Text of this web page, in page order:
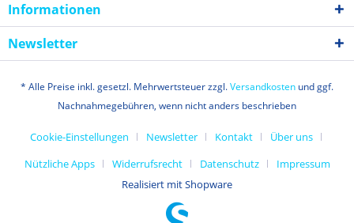
Informationen
Newsletter
* Alle Preise inkl. gesetzl. Mehrwertsteuer zzgl.Versandkosten und ggf.
Nachnahmegebühren, wenn nicht anders beschrieben
Cookie-Einstellungen Newsletter Kontakt
Über uns
Nützliche Apps
Widerrufsrecht Datenschutz
Impressum
Realisiert mit Shopware